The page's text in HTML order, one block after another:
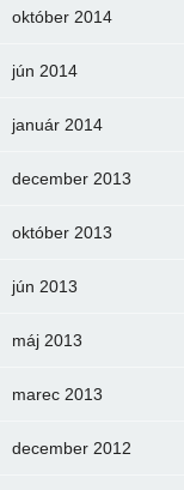
október 2014
jún 2014
január 2014
december 2013
október 2013
jún 2013
máj 2013
marec 2013
december 2012